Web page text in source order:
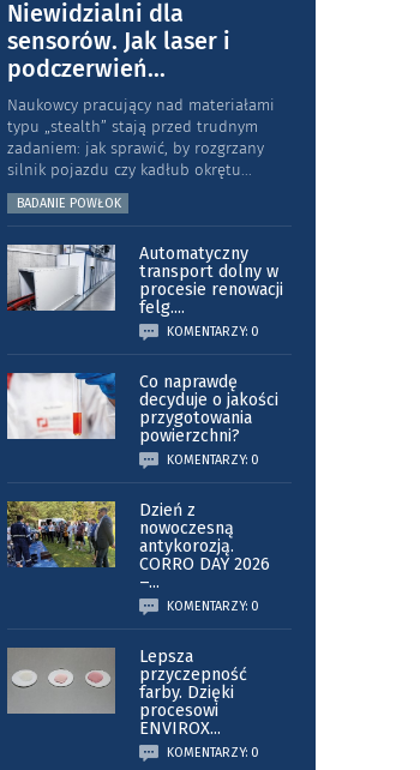
Niewidzialni dla
sensorów. Jak laser i
podczerwień...
Naukowcy pracujący nad materiałami
typu „stea­lth” stają przed trudnym
zadaniem: jak sprawić, by rozgrzany
silnik pojazdu czy kadłub okrętu...
BADANIE POWŁOK
Automatyczny
transport dolny w
procesie renowacji
felg....
KOMENTARZY: 0
Co naprawdę
decyduje o jakości
przygotowania
powierzchni?
KOMENTARZY: 0
Dzień z
nowoczesną
antykorozją.
CORRO DAY 2026
–...
KOMENTARZY: 0
Lepsza
przyczepność
farby. Dzięki
procesowi
ENVIROX...
KOMENTARZY: 0